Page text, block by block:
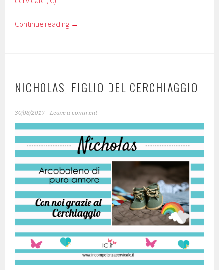
Continue reading →
NICHOLAS, FIGLIO DEL CERCHIAGGIO
30/08/2017 Leave a comment